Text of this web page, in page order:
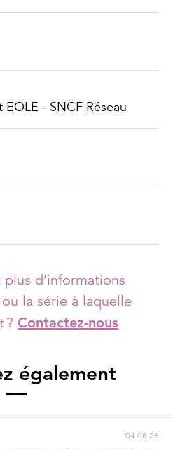
- SNCF Réseau
d’informations
la série à laquelle
? Contactez-nous
également
04 08 26